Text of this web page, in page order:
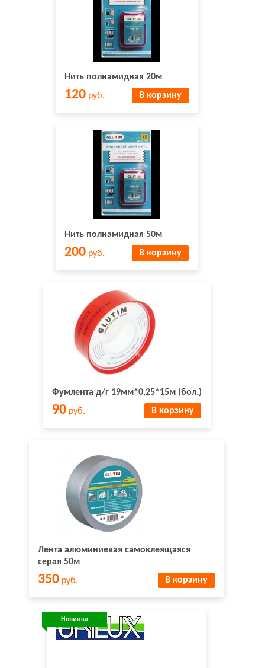
Нить полиамидная 20м
120руб. В корзину
Нить полиамидная 50м
200руб. В корзину
Фумлента д/г 19мм*0,25*15м (бол.)
90руб. В корзину
Лента алюминиевая самоклеящаяся
серая 50м
350 руб. В корзину
Новинка